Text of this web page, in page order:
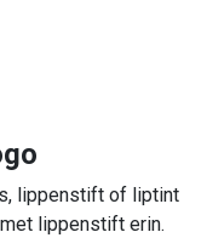
lippenstift of liptint
lippenstift erin.